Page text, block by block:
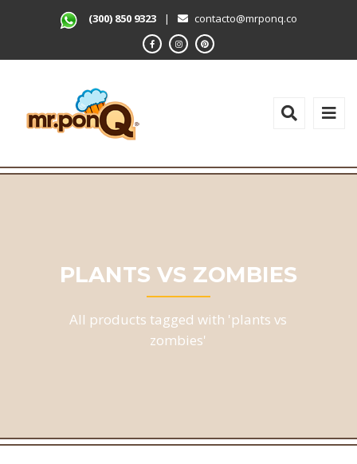
(300) 850 9323 | contacto@mrponq.co
PLANTS VS ZOMBIES
All products tagged with 'plants vs
zombies'